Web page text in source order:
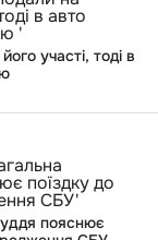
участі, тоді в
пояснює